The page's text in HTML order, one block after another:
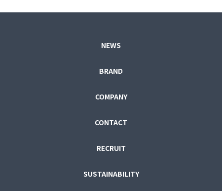
NEWS
BRAND
COMPANY
CONTACT
RECRUIT
SUSTAINABILITY